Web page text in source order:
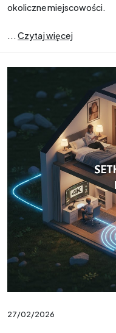
okoliczne miejscowości.
... Czytaj więcej
27/02/2026